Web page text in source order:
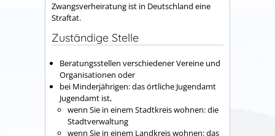
Zwangsverheiratung ist in Deutschland eine
Straftat.
Zuständige Stelle
Beratungsstellen verschiedener Vereine und
Organisationen oder
bei Minderjährigen: das örtliche Jugendamt
Jugendamt ist,
wenn Sie in einem Stadtkreis wohnen: die
Stadtverwaltung
wenn Sie in einem Landkreis wohnen: das